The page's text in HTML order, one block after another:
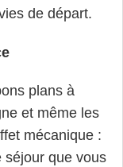
de départ.
plans à
et même les
mécanique :
séjour que vous